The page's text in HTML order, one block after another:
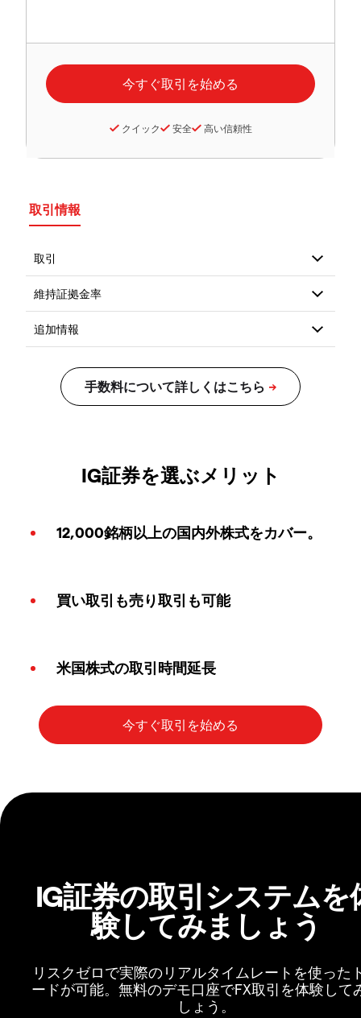
クイック 安全 高い信頼性
取引情報
IG証券を選ぶメリット
12,000銘柄以上の国内外株式をカバー。
買い取引も売り取引も可能
米国株式の取引時間延長
IG証券の取引システムを
験してみましょう
リスクゼロで実際のリアルタイムレートを使った
ードが可能。無料のデモ口座でFX取引を体験して
しょう。